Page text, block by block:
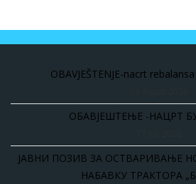
OBAVJEŠTENJE-nacrt
ОБАВЈЕШТЕЊЕ -НАЦРТ
ЈАВНИ ПОЗИВ ЗА ОСТВАРИВАЊЕ
НАБАВКУ ТРАКТОРА